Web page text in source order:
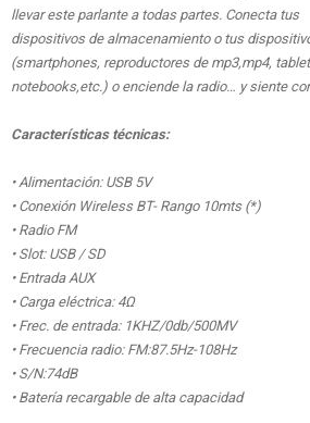
llevar este parlante a todas partes. Conecta tus
dispositivos de almacenamiento o tus
(smartphones, reproductores de mp3,mp4,
notebooks,etc.) o enciende la radio… y siente
Características técnicas:
• Alimentación: USB 5V
• Conexión Wireless BT- Rango 10mts (*)
• Radio FM
• Slot: USB / SD
• Entrada AUX
• Carga eléctrica: 4Ω
• Frec. de entrada: 1KHZ/0db/500MV
• Frecuencia radio: FM:87.5Hz-108Hz
• S/N:74dB
• Batería recargable de alta capacidad